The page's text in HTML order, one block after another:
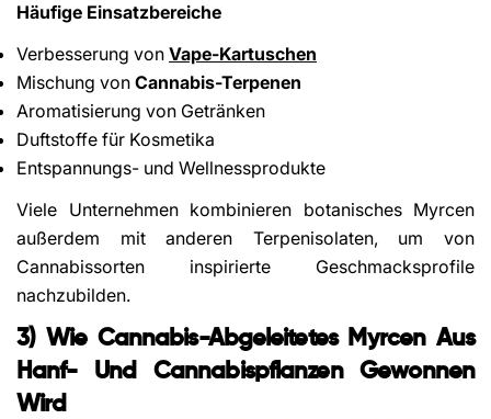
Häufige Einsatzbereiche
Verbesserung von Vape-Kartuschen
Mischung von Cannabis-Terpenen
Aromatisierung von Getränken
Duftstoffe für Kosmetika
Entspannungs- und Wellnessprodukte
Viele Unternehmen kombinieren botanisches Myrcen
außerdem mit anderen Terpenisolaten, um von
Cannabissorten inspirierte Geschmacksprofile
nachzubilden.
3) Wie Cannabis-Abgeleitetes Myrcen Aus
Hanf- Und Cannabispflanzen Gewonnen
Wird